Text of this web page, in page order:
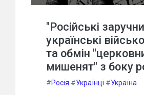
"Російські
українські
та обмін
мишенят" з боку
#Росія #Українці #Україна